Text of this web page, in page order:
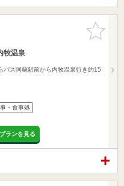
お気に入
りに追加
牧温泉
バス阿蘇駅前から内牧温泉行き約15
・食事処
ランを見る